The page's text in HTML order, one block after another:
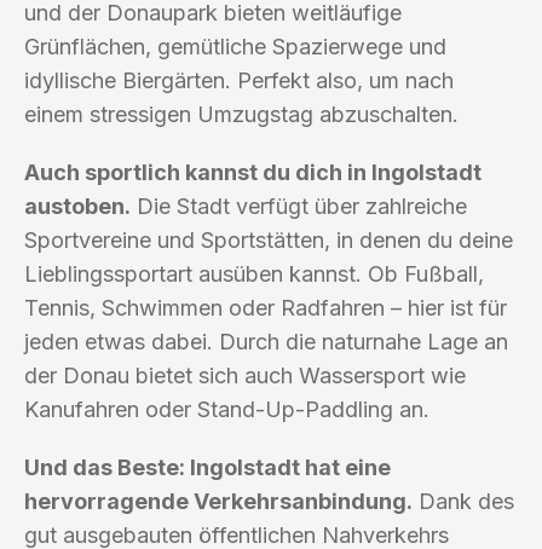
und der Donaupark bieten weitläufige
Grünflächen, gemütliche Spazierwege und
idyllische Biergärten. Perfekt also, um nach
einem stressigen Umzugstag abzuschalten.
Auch sportlich kannst du dich in Ingolstadt
austoben. Die Stadt verfügt über zahlreiche
Sportvereine und Sportstätten, in denen du deine
Lieblingssportart ausüben kannst. Ob Fußball,
Tennis, Schwimmen oder Radfahren – hier ist für
jeden etwas dabei. Durch die naturnahe Lage an
der Donau bietet sich auch Wassersport wie
Kanufahren oder Stand-Up-Paddling an.
Und das Beste: Ingolstadt hat eine
hervorragende Verkehrsanbindung. Dank des
gut ausgebauten öffentlichen Nahverkehrs